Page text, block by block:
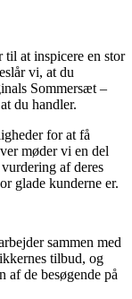
at inspicere en stor
vi, at du
Sommersæt –
du handler.
for at få
møder vi en del
af deres
glade kunderne er.
sammen med
tilbud, og
de besøgende på